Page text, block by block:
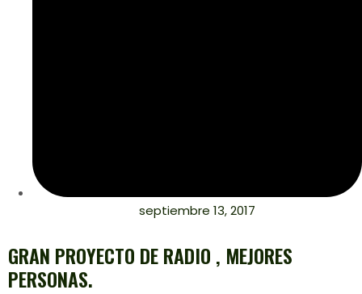
septiembre 13, 2017
GRAN PROYECTO DE RADIO , MEJORES
PERSONAS.